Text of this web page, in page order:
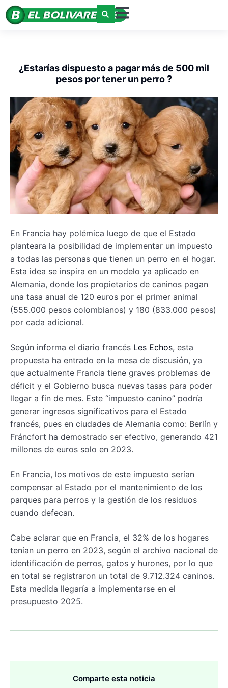
¿Estarías dispuesto a pagar más de 500 mil
pesos por tener un perro ?
En Francia hay polémica luego de que el Estado
planteara la posibilidad de implementar un impuesto
a todas las personas que tienen un perro en el hogar.
Esta idea se inspira en un modelo ya aplicado en
Alemania, donde los propietarios de caninos pagan
una tasa anual de 120 euros por el primer animal
(555.000 pesos colombianos) y 180 (833.000 pesos)
por cada adicional.
Según informa el diario francés Les Echos, esta
propuesta ha entrado en la mesa de discusión, ya
que actualmente Francia tiene graves problemas de
déficit y el Gobierno busca nuevas tasas para poder
llegar a fin de mes. Este “impuesto canino” podría
generar ingresos significativos para el Estado
francés, pues en ciudades de Alemania como: Berlín y
Fráncfort ha demostrado ser efectivo, generando 421
millones de euros solo en 2023.
En Francia, los motivos de este impuesto serían
compensar al Estado por el mantenimiento de los
parques para perros y la gestión de los residuos
cuando defecan.
Cabe aclarar que en Francia, el 32% de los hogares
tenían un perro en 2023, según el archivo nacional de
identificación de perros, gatos y hurones, por lo que
en total se registraron un total de 9.712.324 caninos.
Esta medida llegaría a implementarse en el
presupuesto 2025.
Comparte esta noticia